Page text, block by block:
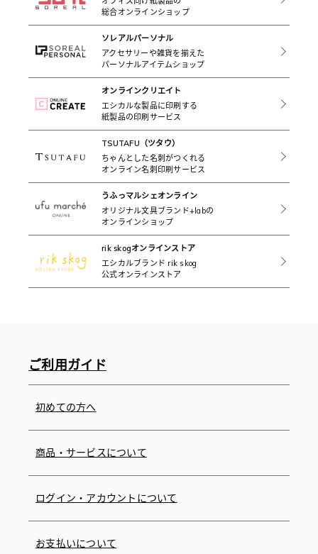
総合オンラインショップ
ソレアルパーソナル
アクセサリーや雑貨を揃えた
パーソナルアイテムショップ
オンラインクリエイト
エシカルな製品に印刷する
紙製品の印刷サービス
TSUTAFU（ツタウ）
ちゃんとした名刺がつくれる
オンライン名刺印刷サービス
うふっマルシェオンライン
オリジナル文具ブランド+labの
オンラインショップ
rik skogオンラインストア
エシカルブランド rik skog
公式オンラインストア
ご利用ガイド
初めての方へ
商品・サービスについて
ログイン・アカウントについて
お支払いについて